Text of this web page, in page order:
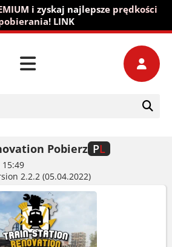
i zyskaj najlepsze prędkości
LINK
Pobierz PL
15:49
2.2.2 (05.04.2022)